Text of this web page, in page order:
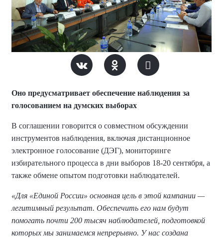
Оно предусматривает обеспечение наблюдения за
голосованием на думских выборах
В соглашении говорится о совместном обсуждении
инструментов наблюдения, включая дистанционное
электронное голосование (ДЭГ), мониторинге
избирательного процесса в дни выборов 18-20 сентября, а
также обмене опытом подготовки наблюдателей.
«Для «Единой России» основная цель в этой кампании —
легитимный результат. Обеспечить его нам будут
помогать почти 200 тысяч наблюдателей, подготовкой
которых мы занимаемся непрерывно. У нас создана